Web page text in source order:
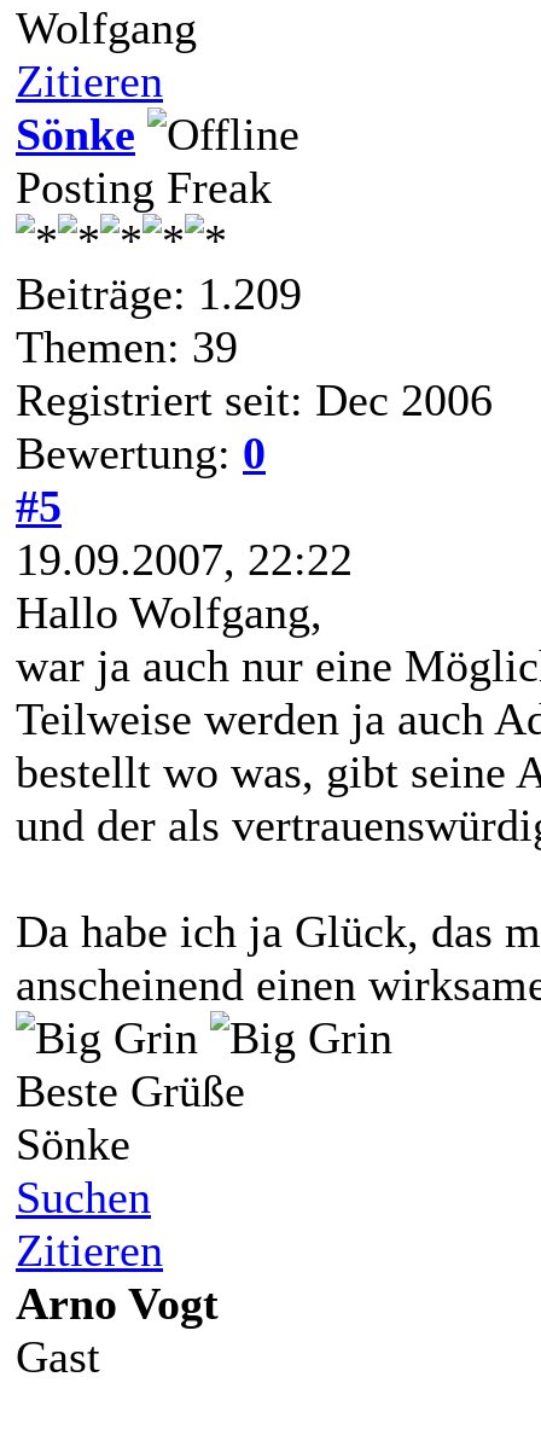
Wolfgang
Zitieren
Sönke
Posting Freak
Beiträge: 1.209
Themen: 39
Registriert seit: Dec 2006
Bewertung: 0
#5
19.09.2007, 22:22
Hallo Wolfgang,
war ja auch nur eine
Teilweise werden ja auch
bestellt wo was, gibt seine
und der als
Da habe ich ja Glück, das
anscheinend einen
Beste Grüße
Sönke
Suchen
Zitieren
Arno Vogt
Gast